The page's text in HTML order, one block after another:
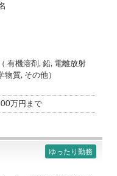
有機溶剤, 鉛, 電離放射
物質, その他）
万円まで
ゆったり勤務